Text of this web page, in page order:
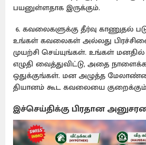
பயனுள்ளதாக இருக்கும்.
6. கவலைகளுக்கு தீர்வு காணுதல்
உங்கள் கவலைகள் அல்லது
முயற்சி செய்யுங்கள். உங்கள்
எழுதி வைத்துவிட்டு, அதை
ஒதுக்குங்கள். மன அழுத்த
தியானம் கூட கவலையை
இச்செய்திக்கு பிரதான